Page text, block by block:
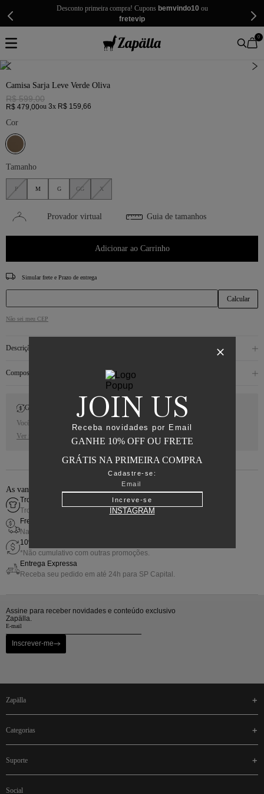
Desconto primeira compra! Cupons bemvindo10 ou
fretevip
0
Camisa Sarja Leve Verde Oliva
R$ 599,00
R$ 479,00ou 3x R$ 159,66
Cor
Tamanho
P M G GG X
Provador virtual Guia de tamanhos
Adicionar ao Carrinho
CEP
Não sei meu CEP
Descrição
Composição
Gift Back
Você receberá 10% de Cash Back para a sua próxima compra.
Ver regras
As vantagens de comprar online
Troca fácil
Troca simples e rápida
Frete grátis
Nas compras acima de R$800,00
10% de Gift Back em sua próxima compra
*Não cumulativo com outras promoções.
Entrega Expressa
Receba seu pedido em até 24h para SP Capital.
Assine para receber novidades e conteúdo exclusivo
Zapälla.
Inscrever-me
zapälla
categorias
suporte
social
JOIN US
Receba novidades por Email
GANHE 10% OFF OU FRETE
GRÁTIS NA PRIMEIRA COMPRA
Cadastre-se:
Increve-se
INSTAGRAM